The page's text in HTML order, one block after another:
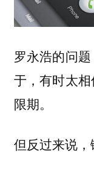
罗永浩的问
于，有时太
限期。
但反过来说，